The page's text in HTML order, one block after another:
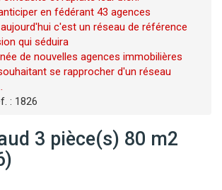
en fédérant 43 agences
c'est un réseau de référence
qui séduira
de nouvelles agences immobilières
se rapprocher d'un réseau
: 1826
3 pièce(s) 80 m2